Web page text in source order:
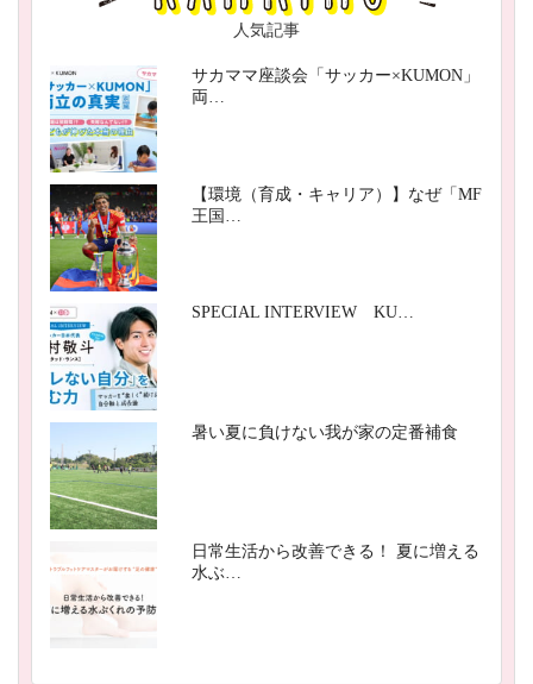
人気記事
サカママ座談会「サッカー×KUMON」
両…
【環境（育成・キャリア）】なぜ「MF
王国…
SPECIAL INTERVIEW KU…
暑い夏に負けない我が家の定番補食
日常生活から改善できる！ 夏に増える
水ぶ…